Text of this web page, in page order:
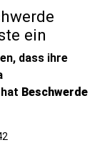
ein
dass ihre
Beschwerde